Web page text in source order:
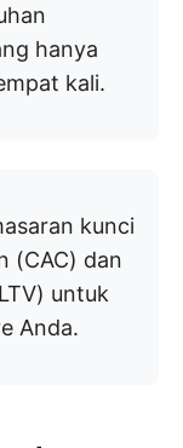
hanya
kali.
kunci
(CAC) dan
untuk
Anda.